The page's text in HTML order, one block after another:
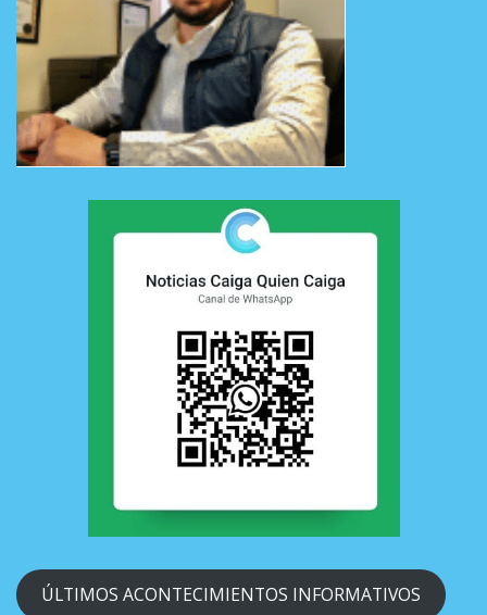
ÚLTIMOS ACONTECIMIENTOS INFORMATIVOS